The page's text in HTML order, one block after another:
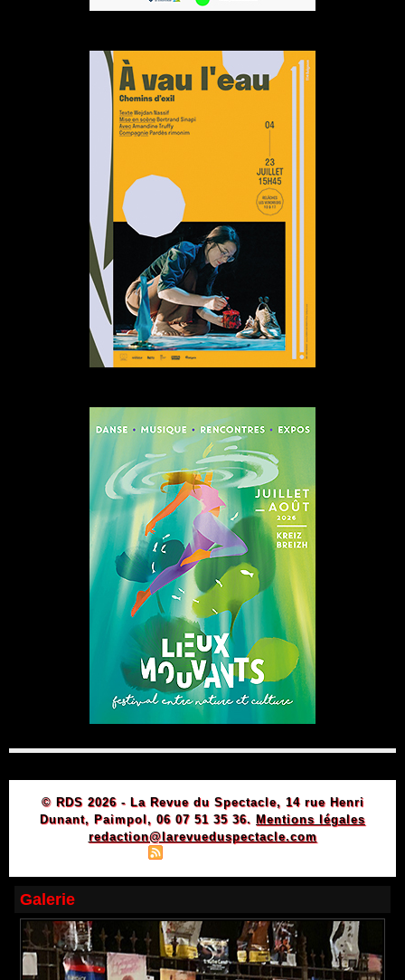
© RDS 2026 - La Revue du Spectacle, 14 rue Henri
Dunant, Paimpol, 06 07 51 35 36. Mentions légales
redaction@larevueduspectacle.com
Galerie